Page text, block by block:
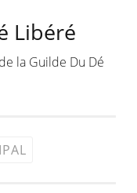
Libéré
la Guilde Du Dé